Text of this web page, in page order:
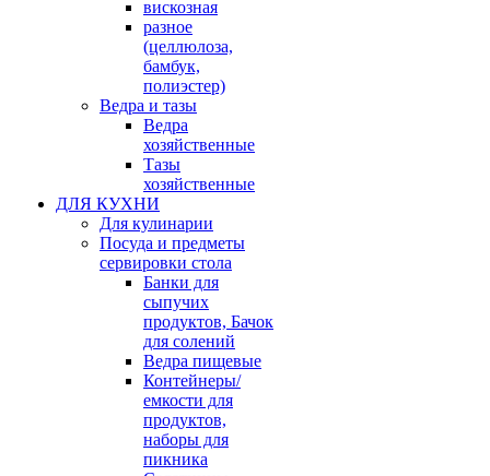
вискозная
разное
(целлюлоза,
бамбук,
полиэстер)
Ведра и тазы
Ведра
хозяйственные
Тазы
хозяйственные
ДЛЯ КУХНИ
Для кулинарии
Посуда и предметы
сервировки стола
Банки для
сыпучих
продуктов, Бачок
для солений
Ведра пищевые
Контейнеры/
емкости для
продуктов,
наборы для
пикника